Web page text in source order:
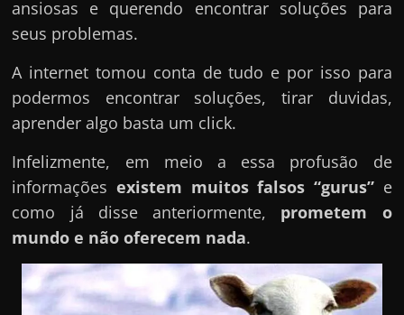
ansiosas e querendo encontrar soluções para
seus problemas.
A internet tomou conta de tudo e por isso para
podermos encontrar soluções, tirar duvidas,
aprender algo basta um click.
Infelizmente, em meio a essa profusão de
informaçõesexistem muitos falsos “gurus”e
como já disse anteriormente, prometem o
mundo e não oferecem nada.